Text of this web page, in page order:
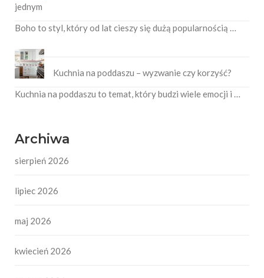
jednym
Boho to styl, który od lat cieszy się dużą popularnością …
Kuchnia na poddaszu – wyzwanie czy korzyść?
Kuchnia na poddaszu to temat, który budzi wiele emocji i …
Archiwa
sierpień 2026
lipiec 2026
maj 2026
kwiecień 2026